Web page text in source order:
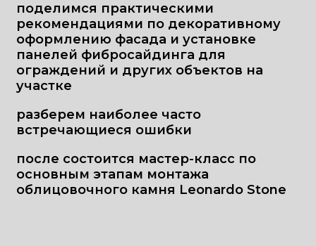
поделимся практическими
рекомендациями по декоративному
оформлению фасада и установке
панелей фибросайдинга для
ограждений и других объектов на
участке
разберем наиболее часто
встречающиеся ошибки
после состоится мастер-класс по
основным этапам монтажа
облицовочного камня Leonardo Stone